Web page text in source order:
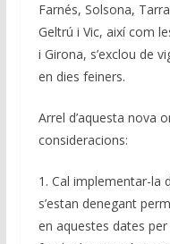
Farnés, Solsona,
Geltrú i Vic, així com
i Girona, s’exclou de
en dies feiners.
Arrel d’aquesta nova
consideracions:
1. Cal implementar-la
s’estan denegant
en aquestes dates